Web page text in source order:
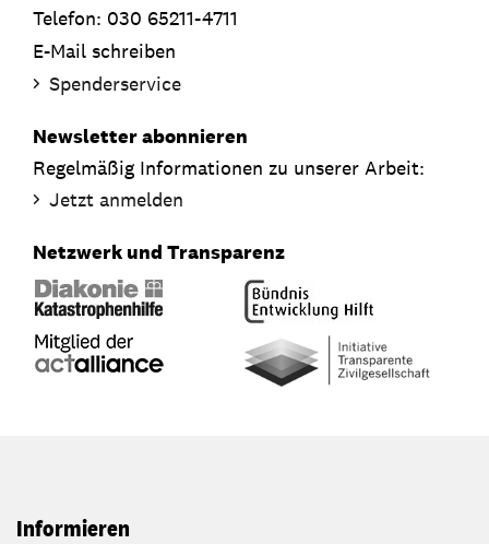
Telefon: 030 65211-4711
E-Mail schreiben
Spenderservice
Newsletter abonnieren
Regelmäßig Informationen zu unserer Arbeit:
Jetzt anmelden
Netzwerk und Transparenz
Informieren